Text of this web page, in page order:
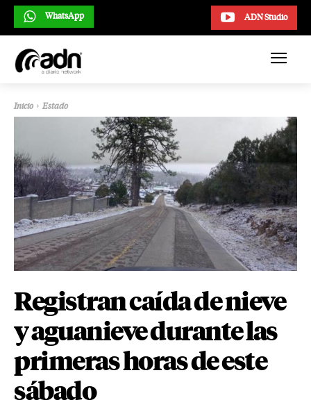
ADN Studio
WhatsApp
Inicio Estado
Registran caída de nieve
y aguanieve durante las
primeras horas de este
sábado